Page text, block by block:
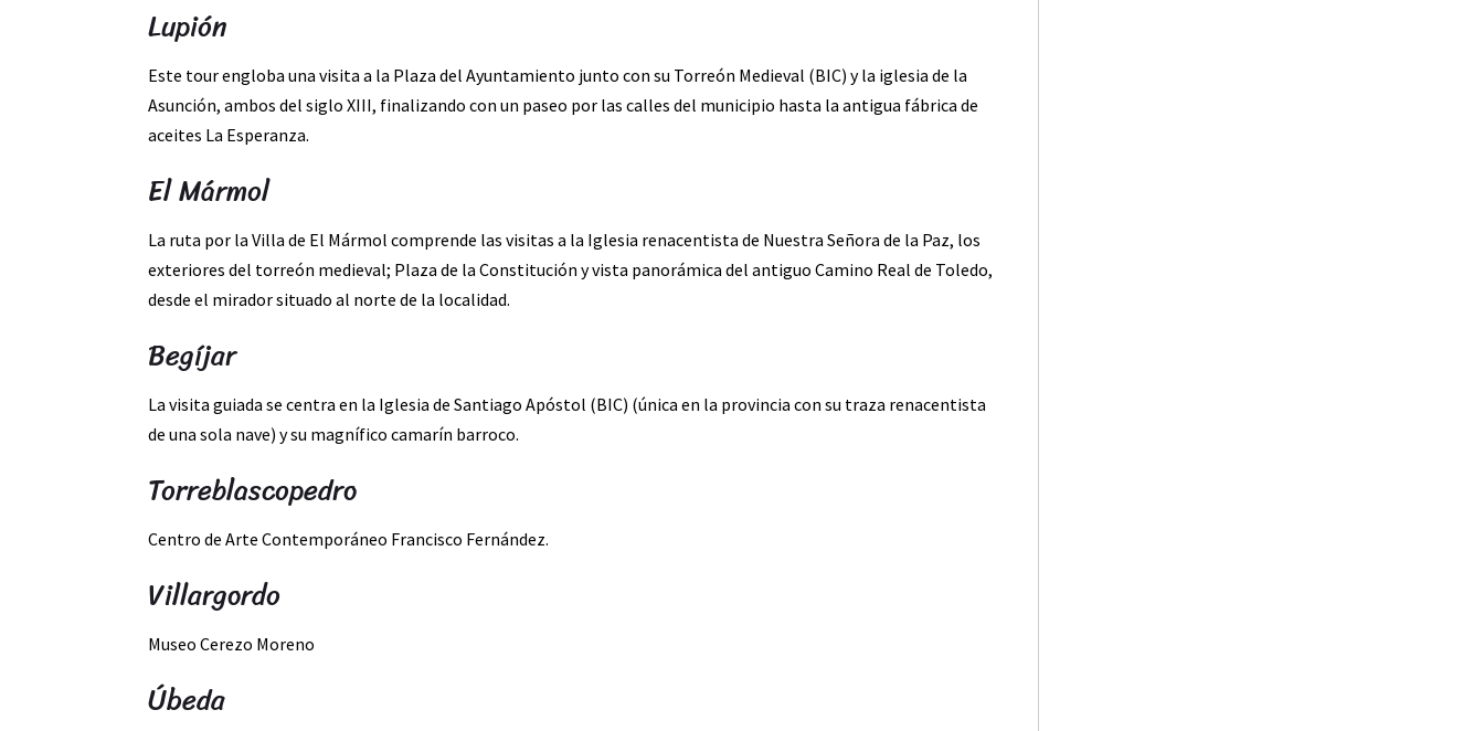
Lupión
Este tour engloba una visita a la Plaza del Ayuntamiento junto con su Torreón Medieval (BIC) y la iglesia de la
Asunción, ambos del siglo XIII, finalizando con un paseo por las calles del municipio hasta la antigua fábrica de
aceites La Esperanza.
El Mármol
La ruta por la Villa de El Mármol comprende las visitas a la Iglesia renacentista de Nuestra Señora de la Paz, los
exteriores del torreón medieval; Plaza de la Constitución y vista panorámica del antiguo Camino Real de Toledo,
desde el mirador situado al norte de la localidad.
Begíjar
La visita guiada se centra en la Iglesia de Santiago Apóstol (BIC) (única en la provincia con su traza renacentista
de una sola nave) y su magnífico camarín barroco.
Torreblascopedro
Centro de Arte Contemporáneo Francisco Fernández.
Villargordo
Museo Cerezo Moreno
Úbeda